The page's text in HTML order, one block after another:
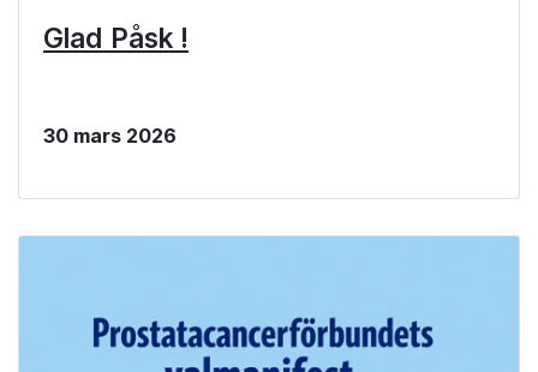
Glad Påsk !
30 mars 2026